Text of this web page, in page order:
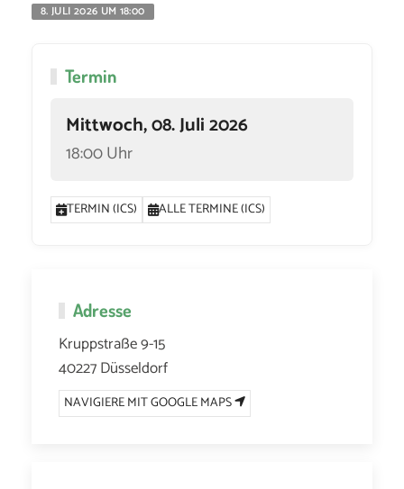
8. JULI 2026 UM 18:00
Termin
Mittwoch, 08. Juli 2026
18:00 Uhr
TERMIN (ICS) ALLE TERMINE (ICS)
Adresse
Kruppstraße 9-15
40227 Düsseldorf
NAVIGIERE MIT GOOGLE MAPS